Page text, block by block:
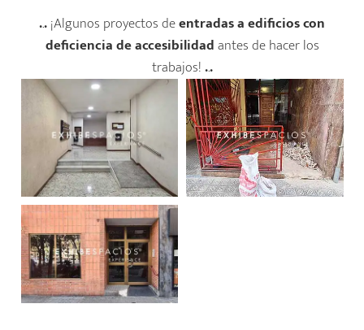
...¡Algunos proyectos deentradas a edificios con
deficiencia de accesibilidadantes de hacer los
trabajos!...